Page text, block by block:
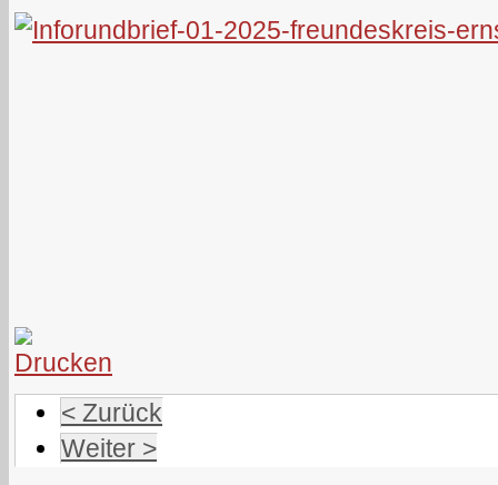
< Zurück
Weiter >